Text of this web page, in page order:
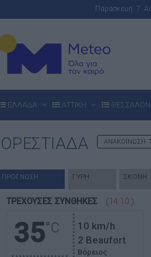
Παρασκευή 7
ΕΛΛΑΔΑ ΑΤΤΙΚΗ
ΟΡΕΣΤΙΑΔΑ ΑΝΑΚΟΙΝΩΣΗ
ΠΡΟΓΝΩΣΗ ΓΥΡΗ ΣΚΟΝΗ
ΤΡΕΧΟΥΣΕΣ ΣΥΝΘΗΚΕΣ (14:10 )
35°C 10 km/h
2 Beaufort
Βόρειος